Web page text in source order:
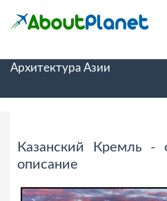
Архитектура Азии
Казанский Кремль -
описание